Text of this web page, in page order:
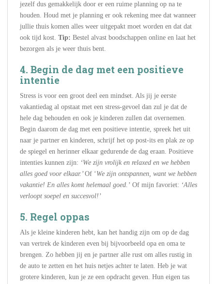
jezelf dus gemakkelijk door er een ruime planning op na te
houden. Houd met je planning er ook rekening mee dat wanneer
jullie thuis komen alles weer uitgepakt moet worden en dat dat
ook tijd kost. Tip: Bestel alvast boodschappen online en laat het
bezorgen als je weer thuis bent.
4. Begin de dag met een positieve
intentie
Stress is voor een groot deel een mindset. Als jij je eerste
vakantiedag al opstaat met een stress-gevoel dan zul je dat de
hele dag behouden en ook je kinderen zullen dat overnemen.
Begin daarom de dag met een positieve intentie, spreek het uit
naar je partner en kinderen, schrijf het op post-its en plak ze op
de spiegel en herinner elkaar gedurende de dag eraan. Positieve
intenties kunnen zijn: ‘We zijn vrolijk en relaxed en we hebben
alles goed voor elkaar.’Of ‘We zijn ontspannen, want we hebben
vakantie! En alles komt helemaal goed.’ Of mijn favoriet: ‘Alles
verloopt soepel en succesvol!’
5. Regel oppas
Als je kleine kinderen hebt, kan het handig zijn om op de dag
van vertrek de kinderen even bij bijvoorbeeld opa en oma te
brengen. Zo hebben jij en je partner alle rust om alles rustig in
de auto te zetten en het huis netjes achter te laten. Heb je wat
grotere kinderen, kun je ze een opdracht geven. Hun eigen tas